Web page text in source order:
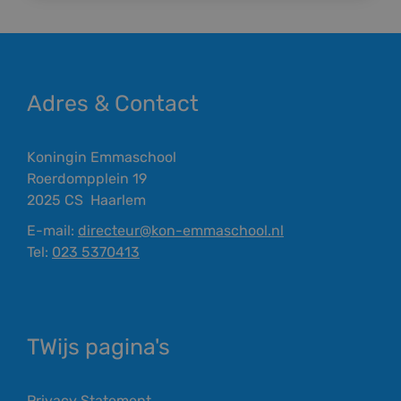
Adres & Contact
Koningin Emmaschool
Roerdompplein 19
2025 CS Haarlem
E-mail: directeur@kon-emmaschool.nl
Tel: 023 5370413
TWijs pagina's